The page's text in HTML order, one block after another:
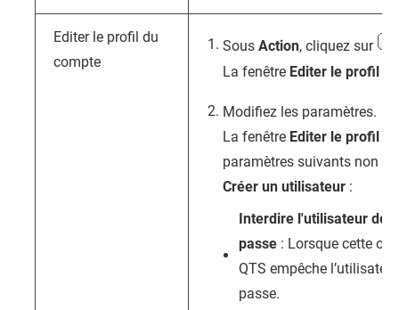
Editer le profil du
compte
Sous Action, cliquez sur
La fenêtre Editer le profil
Modifiez les paramètres.
La fenêtre Editer le profil
paramètres suivants non
Créer un utilisateur :
Interdire l'utilisateur de
passe : Lorsque cette
QTS empêche
passe.